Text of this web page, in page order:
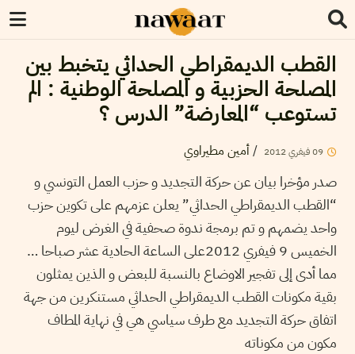
القطب الديمقراطي الحداثي يتخبط بين
المصلحة الحزبية و المصلحة الوطنية : الم
تستوعب “المعارضة” الدرس ؟
09فيفري2012
/أمين مطيراوي
صدر مؤخرا بيان عن حركة التجديد و حزب العمل التونسي و
“القطب الديمقراطي الحداثي” يعلن عزمهم على تكوين حزب
واحد يضمهم و تم برمجة ندوة صحفية في الغرض ليوم
الخميس 9 فيفري 2012على الساعة الحادية عشر صباحا …
مما أدى إلى تفجير الاوضاع بالنسبة للبعض و الذين يمثلون
بقية مكونات القطب الديمقراطي الحداثي مستنكرين من جهة
اتفاق حركة التجديد مع طرف سياسي هي في نهاية المطاف
مكون من مكوناته